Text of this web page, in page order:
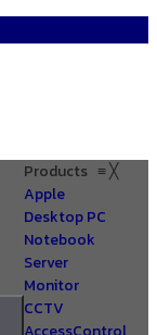
Products ≡╳
Apple
Desktop PC
Notebook
Server
Monitor
CCTV